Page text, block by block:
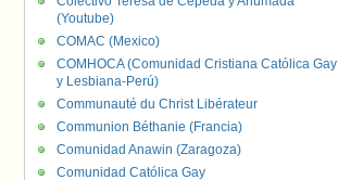
(Youtube)
COMAC (Mexico)
COMHOCA (Comunidad Cristiana Católica Gay
y Lesbiana-Perú)
Communauté du Christ Libérateur
Communion Béthanie (Francia)
Comunidad Anawin (Zaragoza)
Comunidad Católica Gay